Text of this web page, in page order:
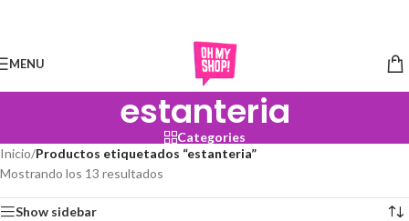
MENU
estanteria
Categories
Inicio/Productos etiquetados “estanteria”
Mostrando los 13 resultados
Show sidebar